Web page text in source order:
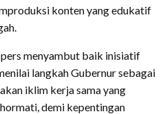
konten yang edukatif
menyambut baik inisiatif
langkah Gubernur sebagai
iklim kerja sama yang
demi kepentingan